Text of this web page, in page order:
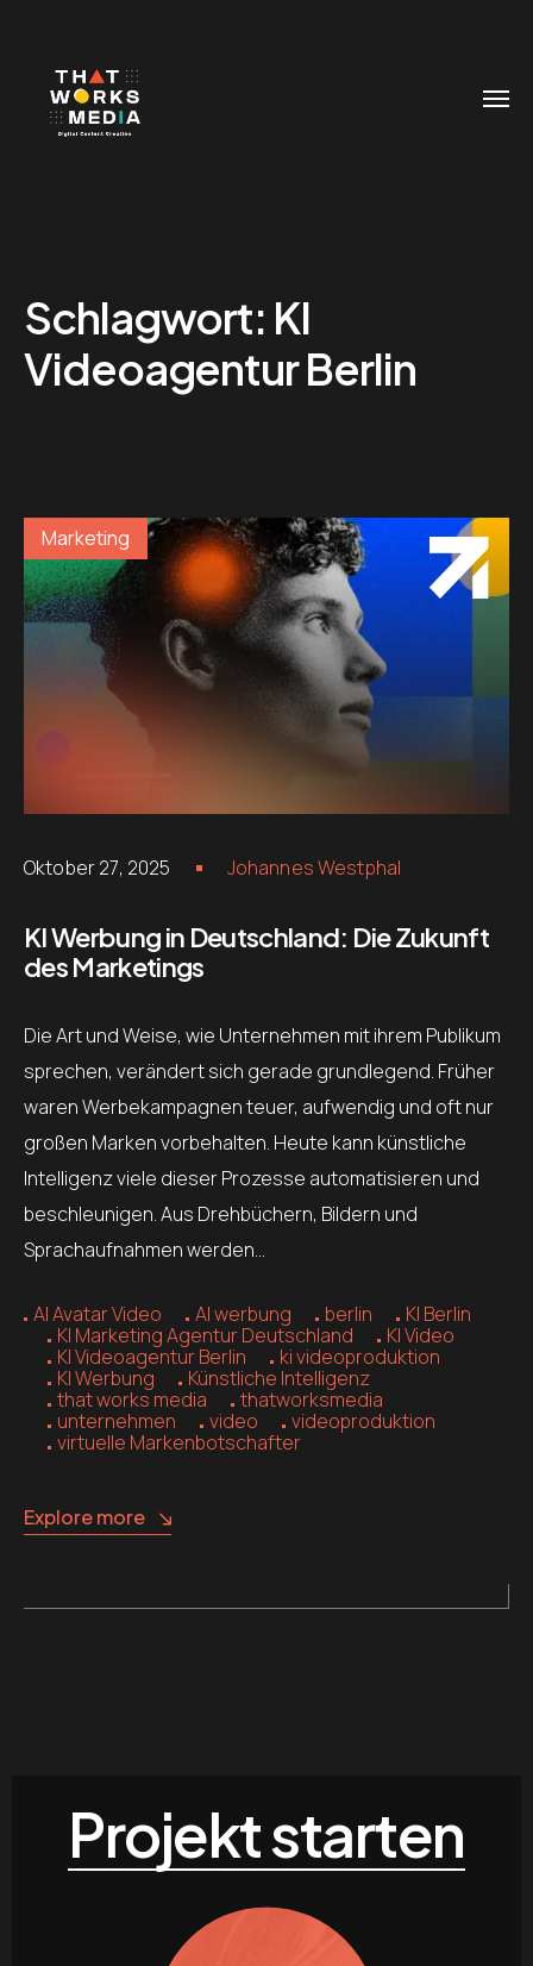
Schlagwort: KI
Videoagentur Berlin
Marketing
Oktober 27, 2025 Johannes Westphal
KI Werbung in Deutschland: Die Zukunft
des Marketings
Die Art und Weise, wie Unternehmen mit ihrem Publikum
sprechen, verändert sich gerade grundlegend. Früher
waren Werbekampagnen teuer, aufwendig und oft nur
großen Marken vorbehalten. Heute kann künstliche
Intelligenz viele dieser Prozesse automatisieren und
beschleunigen. Aus Drehbüchern, Bildern und
Sprachaufnahmen werden…
AI Avatar Video AI werbung berlin
KI Berlin
KI Marketing Agentur Deutschland
KI Video
KI Videoagentur Berlin
ki videoproduktion
KI Werbung
Künstliche Intelligenz
that works media
thatworksmedia
unternehmen
video
videoproduktion
virtuelle Markenbotschafter
Explore more
Projekt starten